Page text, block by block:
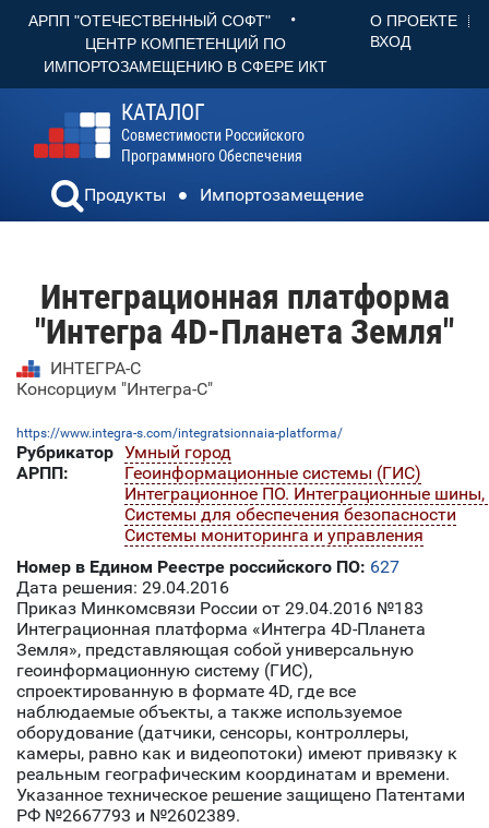
АРПП "ОТЕЧЕСТВЕННЫЙ СОФТ" •
ЦЕНТР КОМПЕТЕНЦИЙ ПО
ИМПОРТОЗАМЕЩЕНИЮ В СФЕРЕ ИКТ
О ПРОЕКТЕ
ВХОД
КАТАЛОГ
Совместимости Российского
Программного Обеспечения
Продукты Импортозамещение
Интеграционная платформа
"Интегра 4D-Планета Земля"
ИНТЕГРА-С
Консорциум "Интегра-С"
https://www.integra-s.com/integratsionnaia-platforma/
Рубрикатор
АРПП:
Умный город
Геоинформационные системы (ГИС)
Интеграционное ПО. Интеграционные шины,
Системы для обеспечения безопасности
Системы мониторинга и управления
Номер в Едином Реестре российского ПО: 627
Дата решения: 29.04.2016
Приказ Минкомсвязи России от 29.04.2016 №183
Интеграционная платформа «Интегра 4D-Планета
Земля», представляющая собой универсальную
геоинформационную систему (ГИС),
спроектированную в формате 4D, где все
наблюдаемые объекты, а также используемое
оборудование (датчики, сенсоры, контроллеры,
камеры, равно как и видеопотоки) имеют привязку к
реальным географическим координатам и времени.
Указанное техническое решение защищено Патентами
РФ №2667793 и №2602389.